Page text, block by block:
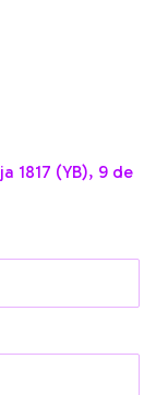
1817 (YB), 9 de